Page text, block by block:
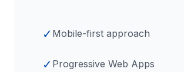
✓ Mobile-first approach
✓ Progressive Web Apps